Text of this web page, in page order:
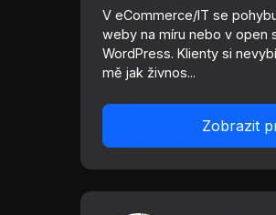
V eCommerce/IT se
weby na míru nebo v open
WordPress. Klienty si
mě jak živnos...
Zobrazit